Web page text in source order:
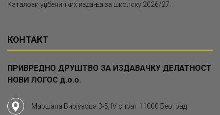
Каталози уџбеничких издања за школску 2026/27.
КОНТАКТ
ПРИВРЕДНО ДРУШТВО ЗА ИЗДАВАЧКУ ДЕЛАТНОСТ
НОВИ ЛОГОС д.о.о.
Маршала Бирјузова 3-5, IV спрат 11000 Београд